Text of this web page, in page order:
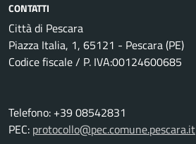
CONTATTI
Città di Pescara
Piazza Italia, 1, 65121 - Pescara (PE)
Codice fiscale / P. IVA:00124600685
Telefono: +39 08542831
PEC: protocollo@pec.comune.pescara.it